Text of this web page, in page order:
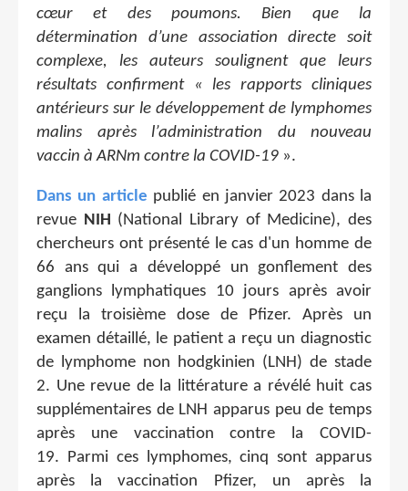
cœur et des poumons. Bien que la
détermination d’une association directe soit
complexe, les auteurs soulignent que leurs
résultats confirment « les rapports cliniques
antérieurs sur le développement de lymphomes
malins après l’administration du nouveau
vaccin à ARNm contre la COVID-19 ».
Dans un article publié en janvier 2023 dans la
revue NIH (National Library of Medicine), des
chercheurs ont présenté le cas d'un homme de
66 ans qui a développé un gonflement des
ganglions lymphatiques 10 jours après avoir
reçu la troisième dose de Pfizer. Après un
examen détaillé, le patient a reçu un diagnostic
de lymphome non hodgkinien (LNH) de stade
2. Une revue de la littérature a révélé huit cas
supplémentaires de LNH apparus peu de temps
après une vaccination contre la COVID-
19. Parmi ces lymphomes, cinq sont apparus
après la vaccination Pfizer, un après la